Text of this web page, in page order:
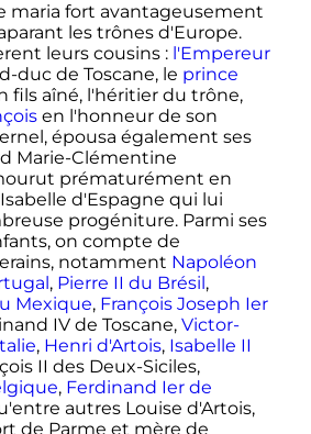
maria fort avantageusement
les trônes d'Europe.
leurs cousins : l'Empereur
duc de Toscane, le prince
fils aîné, l'héritier du trône,
en l'honneur de son
épousa également ses
Marie-Clémentine
prématurément en
d'Espagne qui lui
progéniture. Parmi ses
on compte de
notamment Napoléon
, Pierre II du Brésil,
Mexique, François Joseph Ier
IV de Toscane, Victor-
, Henri d'Artois, Isabelle II
II des Deux-Siciles,
, Ferdinand Ier de
autres Louise d'Artois,
de Parme et mère de